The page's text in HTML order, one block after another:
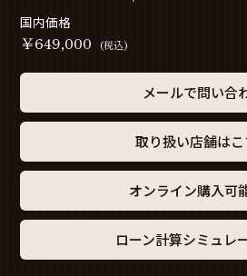
国内価格
￥649,000 (税込)
メールで問い合
取り扱い店舗はこ
オンライン購入可
ローン計算シミュレ